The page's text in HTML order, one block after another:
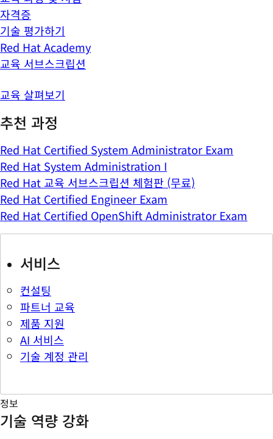
자격증
기술 평가하기
Red Hat Academy
교육 서브스크립션
교육 살펴보기
추천 과정
Red Hat Certified System Administrator Exam
Red Hat System Administration I
Red Hat 교육 서브스크립션 체험판 (무료)
Red Hat Certified Engineer Exam
Red Hat Certified OpenShift Administrator Exam
서비스
컨설팅
파트너 교육
제품 지원
AI 서비스
기술 계정 관리
정보
기술 역량 강화